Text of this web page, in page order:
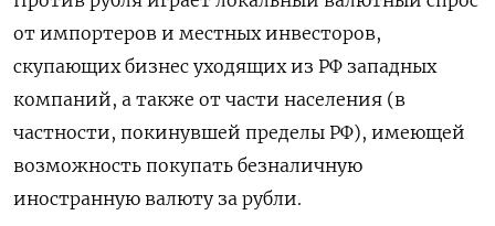
от импортеров и местных инвесторов,
скупающих бизнес уходящих из РФ западных
компаний, а также от части населения (в
частности, покинувшей пределы РФ), имеющей
возможность покупать безналичную
иностранную валюту за рубли.